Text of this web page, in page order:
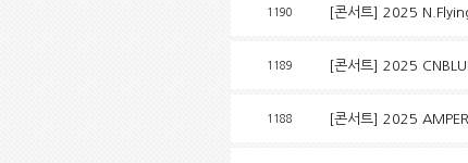
1190 [콘서트] 2025
1189 [콘서트] 2025
1188 [콘서트] 2025